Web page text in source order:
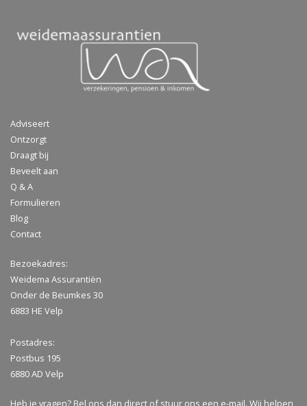
Adviseert
Ontzorgt
Draagt bij
Beveelt aan
Q & A
Formulieren
Blog
Contact
Bezoekadres:
Weidema Assurantiën
Onder de Beumkes 30
6883 HE Velp
Postadres:
Postbus 195
6880 AD Velp
Heb je vragen? Bel ons dan direct of stuur ons een e-mail. Wij helpen